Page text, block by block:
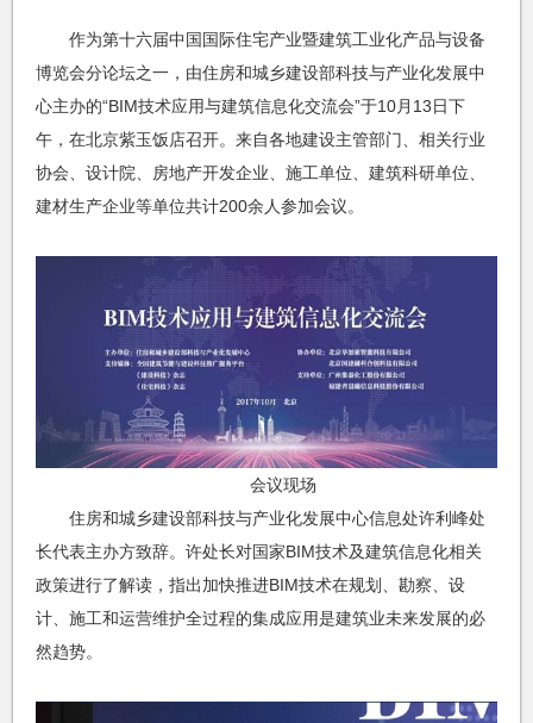
作为第十六届中国国际住宅产业暨建筑工业化产品与设备
博览会分论坛之一，由住房和城乡建设部科技与产业化发展中
心主办的“BIM技术应用与建筑信息化交流会”于10月13日下
午，在北京紫玉饭店召开。来自各地建设主管部门、相关行业
协会、设计院、房地产开发企业、施工单位、建筑科研单位、
建材生产企业等单位共计200余人参加会议。
会议现场
住房和城乡建设部科技与产业化发展中心信息处许利峰处
长代表主办方致辞。许处长对国家BIM技术及建筑信息化相关
政策进行了解读，指出加快推进BIM技术在规划、勘察、设
计、施工和运营维护全过程的集成应用是建筑业未来发展的必
然趋势。